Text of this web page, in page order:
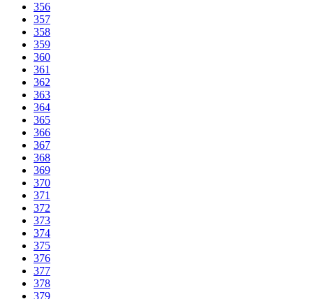
356
357
358
359
360
361
362
363
364
365
366
367
368
369
370
371
372
373
374
375
376
377
378
379